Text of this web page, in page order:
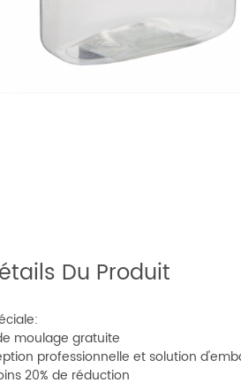
Du Produit
moulage gratuite
professionnelle et solution
20% de réduction